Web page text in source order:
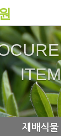
ITEM
재배식물